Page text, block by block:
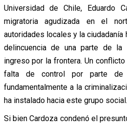
Universidad de Chile, Eduardo
migratoria agudizada en el
autoridades locales y la ciudadanía
delincuencia de una parte de la
ingreso por la frontera. Un
falta de control por parte de
fundamentalmente a la
ha instalado hacia este grupo social.
Si bien Cardoza condenó el